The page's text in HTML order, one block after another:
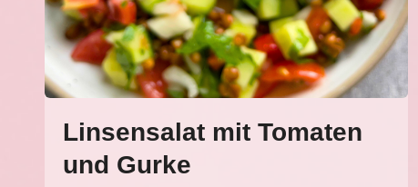
Linsensalat mit Tomaten
und Gurke